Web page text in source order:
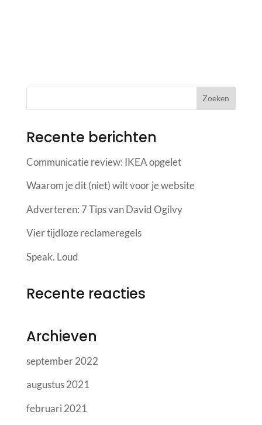
Recente berichten
Communicatie review: IKEA opgelet
Waarom je dit (niet) wilt voor je website
Adverteren: 7 Tips van David Ogilvy
Vier tijdloze reclameregels
Speak. Loud
Recente reacties
Archieven
september 2022
augustus 2021
februari 2021